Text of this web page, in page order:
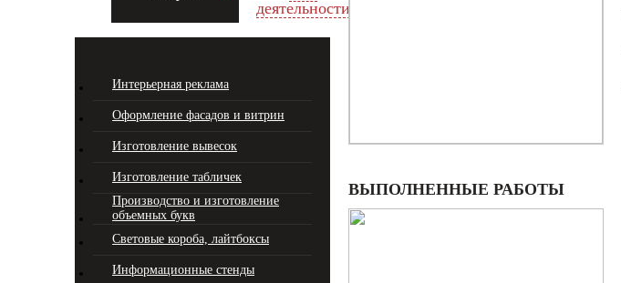
деятельности
Интерьерная реклама
Оформление фасадов и витрин
Изготовление вывесок
Изготовление табличек
Производство и изготовление
объемных букв
Световые короба, лайтбоксы
Информационные стенды
ВЫПОЛНЕННЫЕ РАБОТЫ